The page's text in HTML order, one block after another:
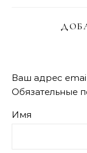
Ваш адрес
Обязательные
Имя